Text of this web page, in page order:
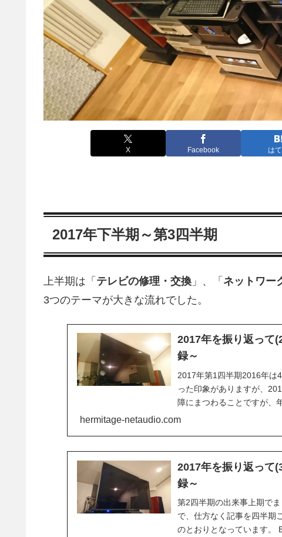
X Facebook は
2017年下半期～第3四半期
上半期は「 テレビの修理・交換 」、「 ネットワー
3つのテーマが大きな流れでした。
2017年を振り返って
録～
2017年第1四半期2016年は
った印象がありますが、
障にまつわることですが、
が...
hermitage-netaudio.com
2017年を振り返って
録～
第2四半期の出来事上期で
で、仕方なく記事を四半期
のとおりとなっています。